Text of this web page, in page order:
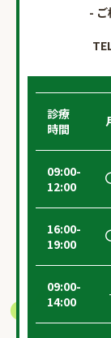
-
診療
時間
09:00-
12:00
16:00-
19:00
09:00-
14:00